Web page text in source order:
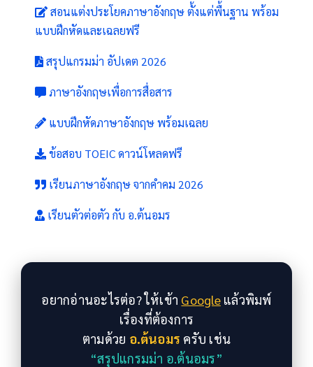
สอนแต่งประโยคภาษาอังกฤษ ตั้งแต่พื้นฐาน พร้อม
แบบฝึกหัดและเฉลยฟรี
สรุปแกรมม่า อัปเดต 2026
ภาษาอังกฤษเพื่อการสื่อสาร
แบบฝึกหัดภาษาอังกฤษ พร้อมเฉลย
ข้อสอบ TOEIC ดาวน์โหลดฟรี
เรียนภาษาอังกฤษ จากคำคม 2026
เรียนตัวต่อตัว กับ อ.ต้นอมร
อยากอ่านอะไรต่อ? ให้เข้า Googleแล้วพิมพ์
เรื่องที่ต้องการ
ตามด้วย อ.ต้นอมร ครับ เช่น
“สรุปแกรมม่า อ.ต้นอมร”